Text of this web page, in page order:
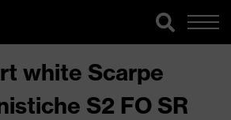
white Scarpe
S2 FO SR